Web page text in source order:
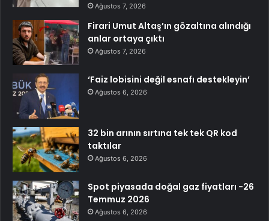
Ağustos 7, 2026
Firari Umut Altaş’ın gözaltına alındığı
anlar ortaya çıktı
Ağustos 7, 2026
‘Faiz lobisini değil esnafı destekleyin’
Ağustos 6, 2026
32 bin arının sırtına tek tek QR kod
taktılar
Ağustos 6, 2026
Spot piyasada doğal gaz fiyatları -26
Temmuz 2026
Ağustos 6, 2026